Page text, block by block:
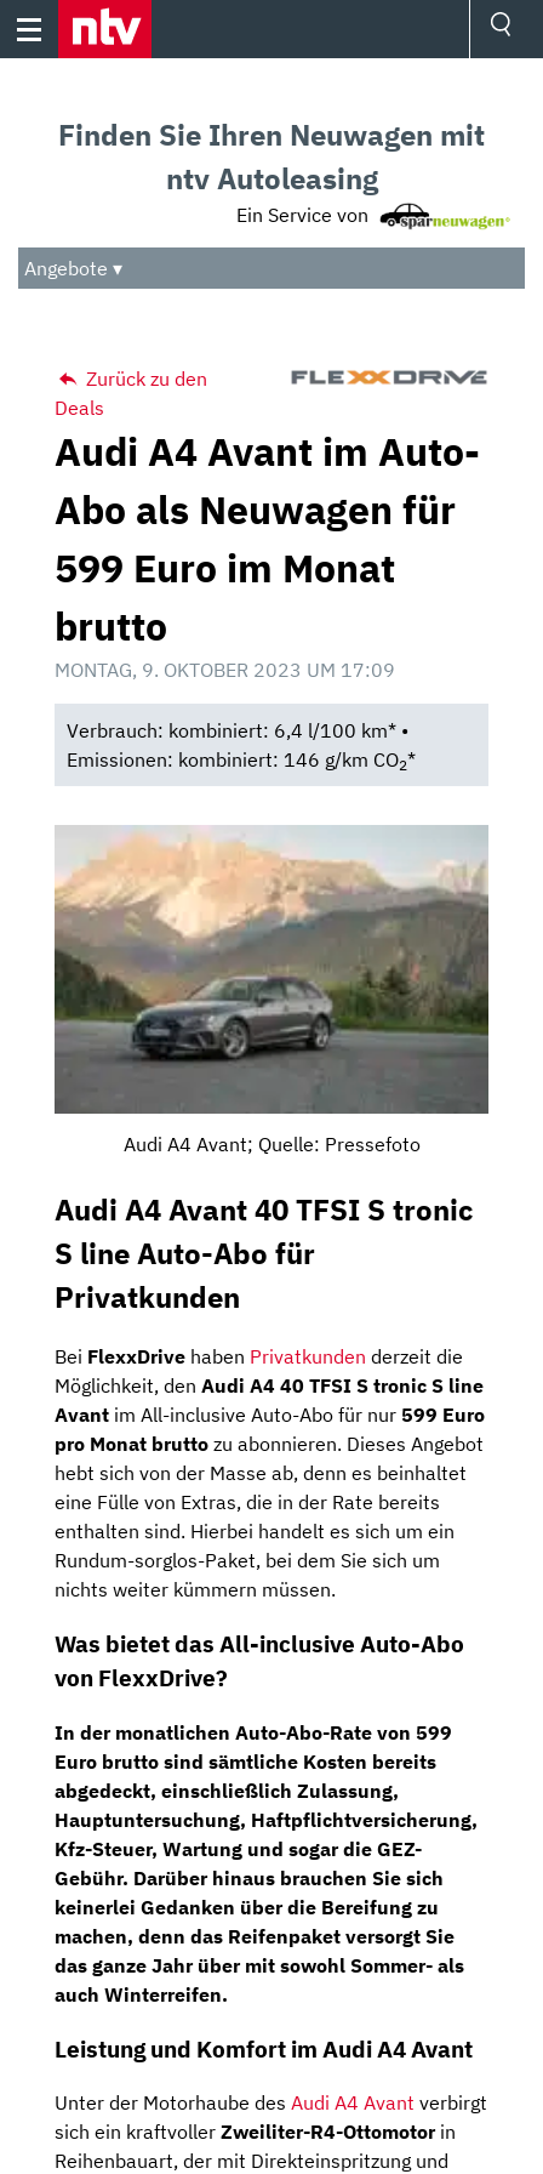
Skip
Audio
Das Beste
Finden Sie Ihren Neuwagen mit
ntv Autoleasing
Ein Service von
Angebote ▾
Zurück zu den
Deals
Audi A4 Avant im Auto-
Abo als Neuwagen für
599 Euro im Monat
brutto
MONTAG, 9. OKTOBER 2023 UM 17:09
Verbrauch: kombiniert: 6,4 l/100 km* •
Emissionen: kombiniert: 146 g/km CO2*
Audi A4 Avant; Quelle: Pressefoto
Audi A4 Avant 40 TFSI S tronic
S line Auto-Abo für
Privatkunden
Bei FlexxDrive haben Privatkunden derzeit die
Möglichkeit, den Audi A4 40 TFSI S tronic S line
Avant im All-inclusive Auto-Abo für nur 599 Euro
pro Monat brutto zu abonnieren. Dieses Angebot
hebt sich von der Masse ab, denn es beinhaltet
eine Fülle von Extras, die in der Rate bereits
enthalten sind. Hierbei handelt es sich um ein
Rundum-sorglos-Paket, bei dem Sie sich um
nichts weiter kümmern müssen.
Was bietet das All-inclusive Auto-Abo
von FlexxDrive?
In der monatlichen Auto-Abo-Rate von 599
Euro brutto sind sämtliche Kosten bereits
abgedeckt, einschließlich Zulassung,
Hauptuntersuchung, Haftpflichtversicherung,
Kfz-Steuer, Wartung und sogar die GEZ-
Gebühr. Darüber hinaus brauchen Sie sich
keinerlei Gedanken über die Bereifung zu
machen, denn das Reifenpaket versorgt Sie
das ganze Jahr über mit sowohl Sommer- als
auch Winterreifen.
Leistung und Komfort im Audi A4 Avant
Unter der Motorhaube des Audi A4 Avant verbirgt
sich ein kraftvoller Zweiliter-R4-Ottomotorin
Reihenbauart, der mit Direkteinspritzung und